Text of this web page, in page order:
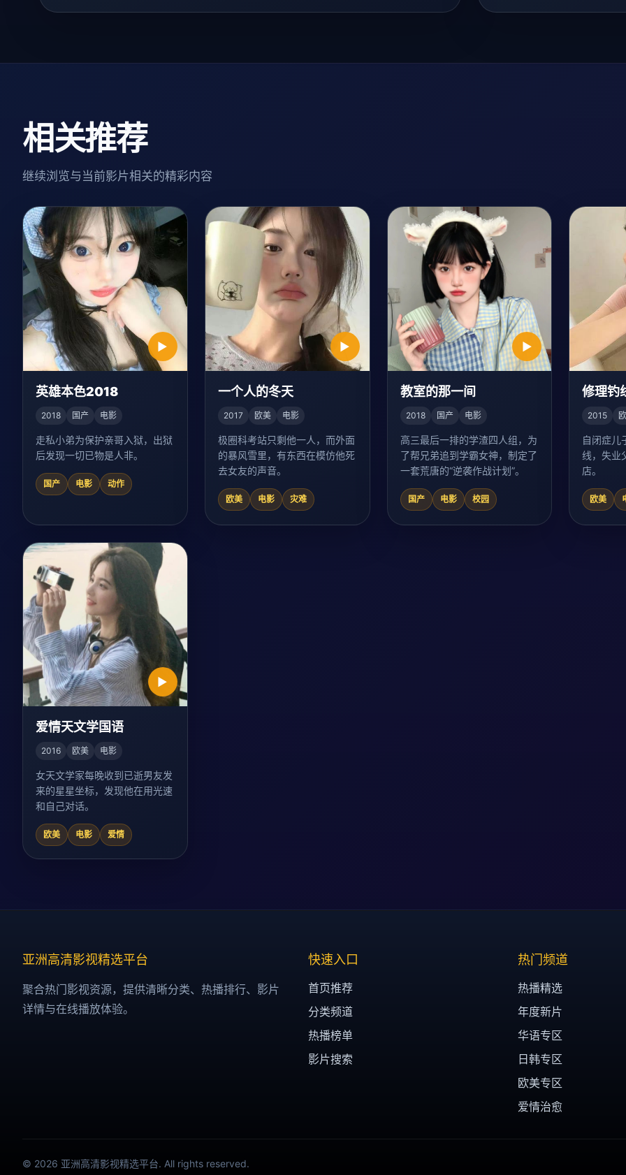
相关推荐
继续浏览与当前影片相关的精彩内容
▶
英雄本色2018
2018 国产 电影
走私小弟为保护亲哥入狱，出狱
后发现一切已物是人非。
国产 电影 动作
▶
一个人的冬天
2017 欧美 电影
极圈科考站只剩他一人，而外面
的暴风雪里，有东西在模仿他死
去女友的声音。
欧美 电影 灾难
▶
教室的那一间
2018 国产 电影
高三最后一排的学渣四人组，为
了帮兄弟追到学霸女神，制定了
一套荒唐的“逆袭作战计划”。
国产 电影 校园
修理钓
2015
自闭症儿
线，失业
店。
欧美
▶
爱情天文学国语
2016 欧美 电影
女天文学家每晚收到已逝男友发
来的星星坐标，发现他在用光速
和自己对话。
欧美 电影 爱情
亚洲高清影视精选平台
聚合热门影视资源，提供清晰分类、热播排行、影片
详情与在线播放体验。
快速入口
首页推荐
分类频道
热播榜单
影片搜索
热门频道
热播精选
年度新片
华语专区
日韩专区
欧美专区
爱情治愈
© 2026 亚洲高清影视精选平台. All rights reserved.